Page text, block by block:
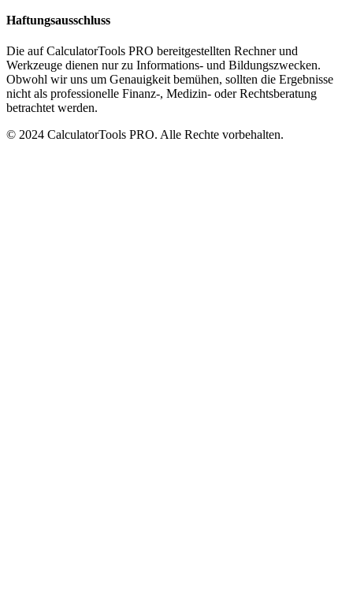
Haftungsausschluss
Die auf CalculatorTools PRO bereitgestellten Rechner und
Werkzeuge dienen nur zu Informations- und Bildungszwecken.
Obwohl wir uns um Genauigkeit bemühen, sollten die Ergebnisse
nicht als professionelle Finanz-, Medizin- oder Rechtsberatung
betrachtet werden.
© 2024 CalculatorTools PRO. Alle Rechte vorbehalten.